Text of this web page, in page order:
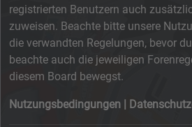
registrierten Benutzern auch
zuweisen. Beachte bitte unsere
die verwandten Regelungen, bevor
beachte auch die jeweiligen
diesem Board bewegst.
Nutzungsbedingungen